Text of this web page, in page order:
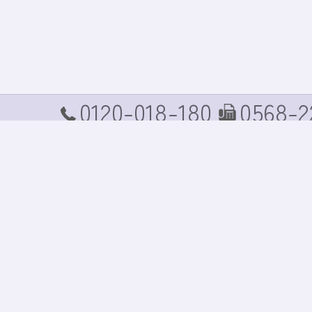
0120-018-180 0568-